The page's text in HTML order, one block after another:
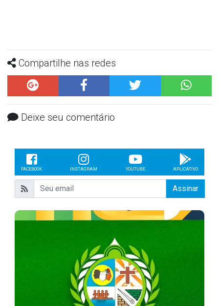
Compartilhe nas redes
Deixe seu comentário
FACEBOOK INSTAGRAM YOUTUBE APLICATIVO
Assinar